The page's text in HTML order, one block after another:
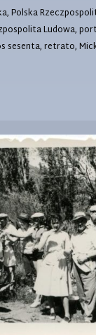
Polska
Ludowa,
sesenta, retrato,